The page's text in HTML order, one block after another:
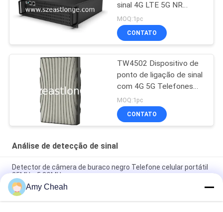
sinal 4G LTE 5G NR
montado no veículo
MOQ:1pc
CONTATO
TW4502 Dispositivo de
ponto de ligação de sinal
com 4G 5G Telefones
móveis IMSI Collection
MOQ:1pc
CONTATO
Análise de detecção de sinal
Detector de câmera de buraco negro Telefone celular portátil
25MHz-5.8GMHz
TF401-B1 4G LTE Airport Signal Data Collector com aquisição
e análise de dados
Amy Cheah